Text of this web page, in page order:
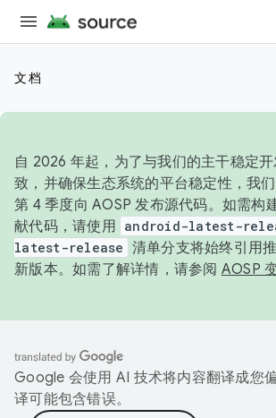
文档
自 2026 年起，为了与我们的主干稳定
致，并确保生态系统的平台稳定性，我
第 4 季度向 AOSP 发布源代码。如需构
献代码，请使用 android-latest-
latest-release 清单分支将始终引用
新版本。如需了解详情，请参阅 AOSP
Google 会使用 AI 技术将内容翻译成您
译可能包含错误。